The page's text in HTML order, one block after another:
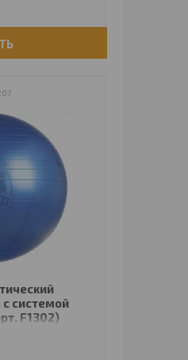
системой
F1302)